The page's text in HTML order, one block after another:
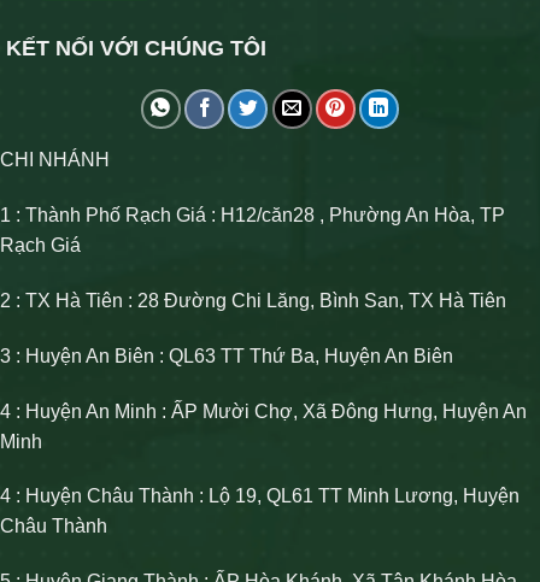
KẾT NỐI VỚI CHÚNG TÔI
CHI NHÁNH
1 : Thành Phố Rạch Giá : H12/căn28 , Phường An Hòa, TP
Rạch Giá
2 : TX Hà Tiên : 28 Đường Chi Lăng, Bình San, TX Hà Tiên
3 : Huyện An Biên : QL63 TT Thứ Ba, Huyện An Biên
4 : Huyện An Minh : ẤP Mười Chợ, Xã Đông Hưng, Huyện An
Minh
4 : Huyện Châu Thành : Lộ 19, QL61 TT Minh Lương, Huyện
Châu Thành